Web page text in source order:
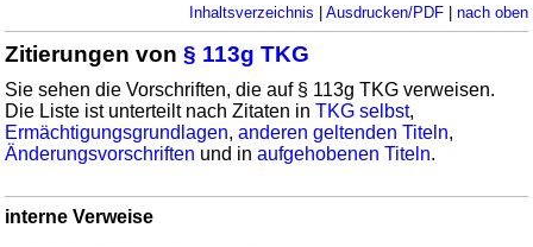
Inhaltsverzeichnis | Ausdrucken/PDF| nach oben
Zitierungen von§ 113g TKG
Sie sehen die Vorschriften, die auf § 113g TKG verweisen.
Die Liste ist unterteilt nach Zitaten inTKG selbst,
Ermächtigungsgrundlagen,anderen geltenden Titeln,
Änderungsvorschriften und inaufgehobenen Titeln.
interne Verweise